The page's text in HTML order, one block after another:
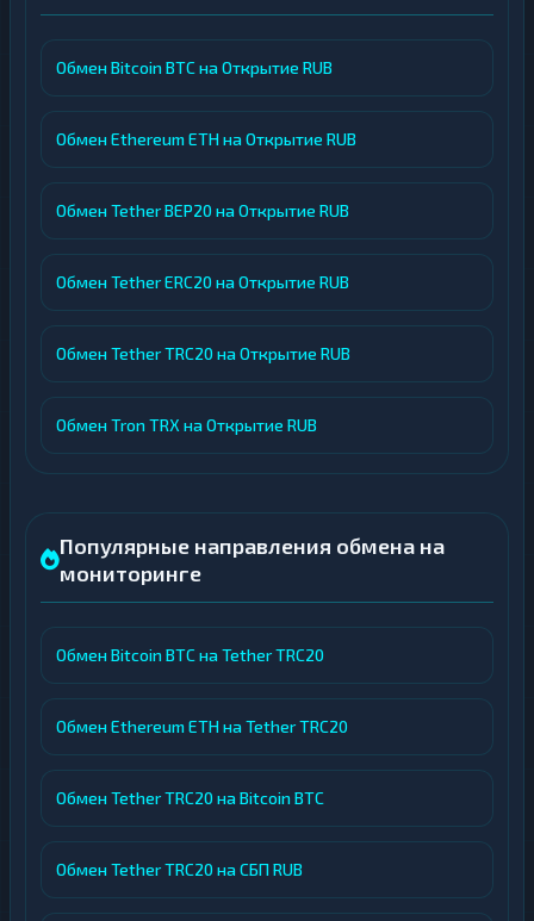
Обмен Bitcoin BTC на Открытие RUB
Обмен Ethereum ETH на Открытие RUB
Обмен Tether BEP20 на Открытие RUB
Обмен Tether ERC20 на Открытие RUB
Обмен Tether TRC20 на Открытие RUB
Обмен Tron TRX на Открытие RUB
Популярные направления обмена на
мониторинге
Обмен Bitcoin BTC на Tether TRC20
Обмен Ethereum ETH на Tether TRC20
Обмен Tether TRC20 на Bitcoin BTC
Обмен Tether TRC20 на СБП RUB